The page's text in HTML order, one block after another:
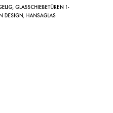
, GLASSCHIEBETÜREN 1-
DESIGN, HANSAGLAS